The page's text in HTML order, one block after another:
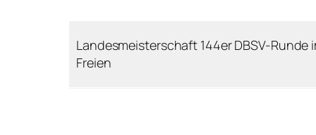
Landesmeisterschaft 144er DBSV-Runde
Freien